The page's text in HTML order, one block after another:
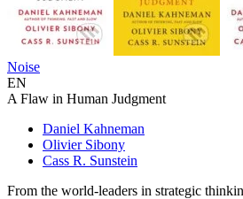
Noise
EN
A Flaw in Human Judgment
Daniel Kahneman
Olivier Sibony
Cass R. Sunstein
From the world-leaders in strategic